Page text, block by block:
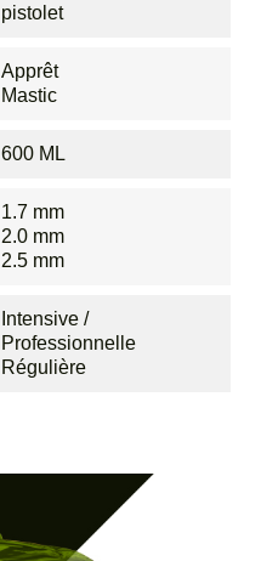
pistolet
Apprêt
Mastic
600 ML
1.7 mm
2.0 mm
2.5 mm
Intensive /
Professionnelle
Régulière